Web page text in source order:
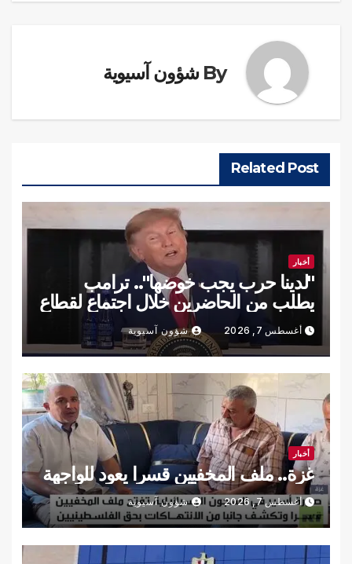
By شؤون آسيوية
Related Post
أخبار
"لدينا حرب يجب خوضها".. ترامب
يطلب من الحاضرين خلال اجتماع لقطاع
التعدين المغادرة سريعا (فيديو)
أغسطس 7, 2026 شؤون آسيوية
أخبار
غزة.. ملف المخفيين قسرا يعود للواجهة
أغسطس 7, 2026 شؤون آسيوية